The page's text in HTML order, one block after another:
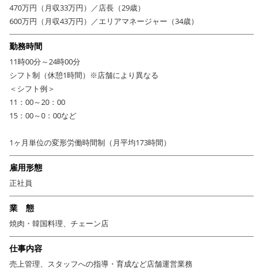
470万円（月収33万円）／店長（29歳）
600万円（月収43万円）／エリアマネージャー（34歳）
勤務時間
11時00分～24時00分
シフト制（休憩1時間）※店舗により異なる
＜シフト例＞
11：00～20：00
15：00～0：00など
1ヶ月単位の変形労働時間制（月平均173時間）
雇用形態
正社員
業 態
焼肉・韓国料理、チェーン店
仕事内容
売上管理、スタッフへの指導・育成など店舗運営業務